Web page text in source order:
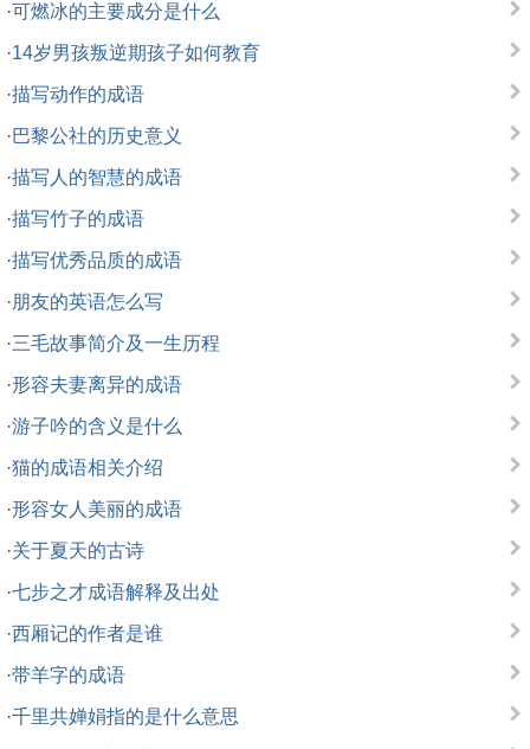
·可燃冰的主要成分是什么
·14岁男孩叛逆期孩子如何教育
·描写动作的成语
·巴黎公社的历史意义
·描写人的智慧的成语
·描写竹子的成语
·描写优秀品质的成语
·朋友的英语怎么写
·三毛故事简介及一生历程
·形容夫妻离异的成语
·游子吟的含义是什么
·猫的成语相关介绍
·形容女人美丽的成语
·关于夏天的古诗
·七步之才成语解释及出处
·西厢记的作者是谁
·带羊字的成语
·千里共婵娟指的是什么意思